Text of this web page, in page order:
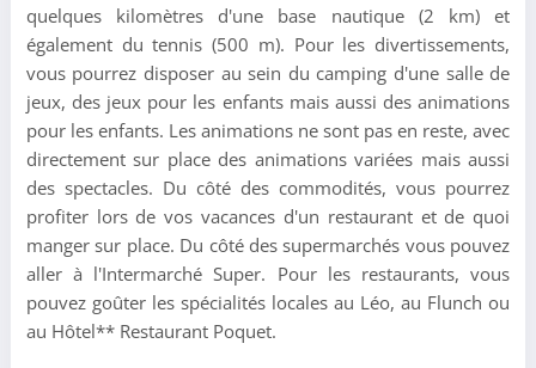
quelques kilomètres d'une base nautique (2 km) et
également du tennis (500 m). Pour les divertissements,
vous pourrez disposer au sein du camping d'une salle de
jeux, des jeux pour les enfants mais aussi des animations
pour les enfants. Les animations ne sont pas en reste, avec
directement sur place des animations variées mais aussi
des spectacles. Du côté des commodités, vous pourrez
profiter lors de vos vacances d'un restaurant et de quoi
manger sur place. Du côté des supermarchés vous pouvez
aller à l'Intermarché Super. Pour les restaurants, vous
pouvez goûter les spécialités locales au Léo, au Flunch ou
au Hôtel** Restaurant Poquet.